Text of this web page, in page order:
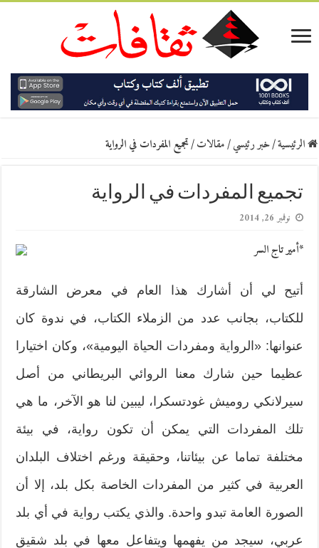
الرئيسية/خبر رئيسي/مقالات/تجميع المفردات في الرواية
تجميع المفردات في الرواية
نوفمبر 26, 2014
*أمير تاج السر
أتيح لي أن أشارك هذا العام في معرض الشارقة
للكتاب، بجانب عدد من الزملاء الكتاب، في ندوة كان
عنوانها: «الرواية ومفردات الحياة اليومية»، وكان اختيارا
عظيما حين شارك معنا الروائي البريطاني من أصل
سيرلانكي روميش غودتسكرا، ليبين لنا هو الآخر، ما هي
تلك المفردات التي يمكن أن تكون رواية، في بيئة
مختلفة تماما عن بيئاتنا، وحقيقة ورغم اختلاف البلدان
العربية في كثير من المفردات الخاصة بكل بلد، إلا أن
الصورة العامة تبدو واحدة. والذي يكتب رواية في أي بلد
عربي، سيجد من يفهمها ويتفاعل معها في بلد شقيق